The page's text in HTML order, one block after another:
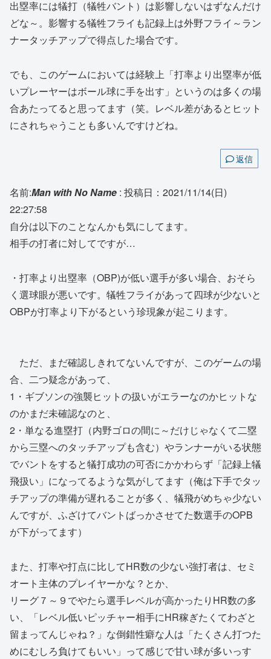
出塁率には犠打（犠牲バント）は影響しないはずなんだけ
どな～。影響する犠牲フライも記録上は外野フライ～ラン
ナータッチアップで得点した場合です。
でも、このゲームにおいては経験上「打率より出塁率が低
いプレーヤーはボール球に手を出す」というのは多くの場
合あたってると思ってます（笑。レベル差があるとヒット
にされちゃうことも多いんですけどね。
返信
名前:Man with No Name : 投稿日：2021/11/14(日)
22:27:58
自分は以下のことなんかも気にしてます。
相手の打者に対してですが…
・打率より出塁率（OBP)が低い選手が多い場合、おそら
く選球眼が悪いです。犠牲フライがあって四球が少ないと
OBPが打率より下がるという珍現象が起こります。
ただ、まだ確認しきれてないんですが、このゲームの場
合、二つ疑念があって、
1・ギブソンの強襲ヒットの扱いがエラーなのかヒットな
のかまだ未確認なのと、
2・単なる進塁打（内野ゴロの間に～だけじゃなくて二塁
から三塁へのタッチアップも含む）やランナーがいる状態
でバントをすると犠打成功の可否にかかわらず「記録上犠
飛扱い」になってるような気がしてます（俺は下手でタッ
チアップの準備が遅れることが多く、犠飛がめちゃ少ない
んですが、ふざけてバントばっかさせてた数選手のOPB
が下がってます）
また、打率や打点に比してHR数の少ない強打者は、セミ
オート主体のプレイヤーかな？とか、
リーグ７～９でやたら選手レベルが高かったりHR数の多
い、「レベル低いピッチャー相手にHR稼ぎたくてわざと
留まってんじゃね？」な倒錯性癖な人は「たくさん打つた
めにむしろ負けてもいい」って感じで甘い球が多いっす